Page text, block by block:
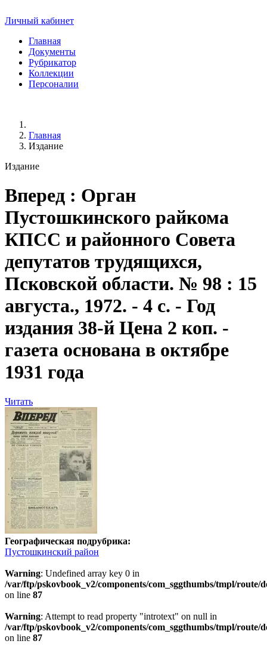
Личный кабинет
Главная
Документы
Рубрикатор
Коллекции
Персоналии
Главная
Издание
Издание
Вперед : Орган
Пустошкинского райкома
КПСС и районного Совета
депутатов трудящихся,
Псковской области. № 98 : 15
августа., 1972. - 4 с. - Год
издания 38-й Цена 2 коп. -
газета основана в октябре
1931 года
Читать
Географическая подрубрика:
Пустошкинский район
Warning: Undefined array key 0 in
/var/ftp/pskovbook_v2/components/com_sggthumbs/tmpl/route/
on line 87
Warning: Attempt to read property "introtext" on null in
/var/ftp/pskovbook_v2/components/com_sggthumbs/tmpl/route/
on line 87